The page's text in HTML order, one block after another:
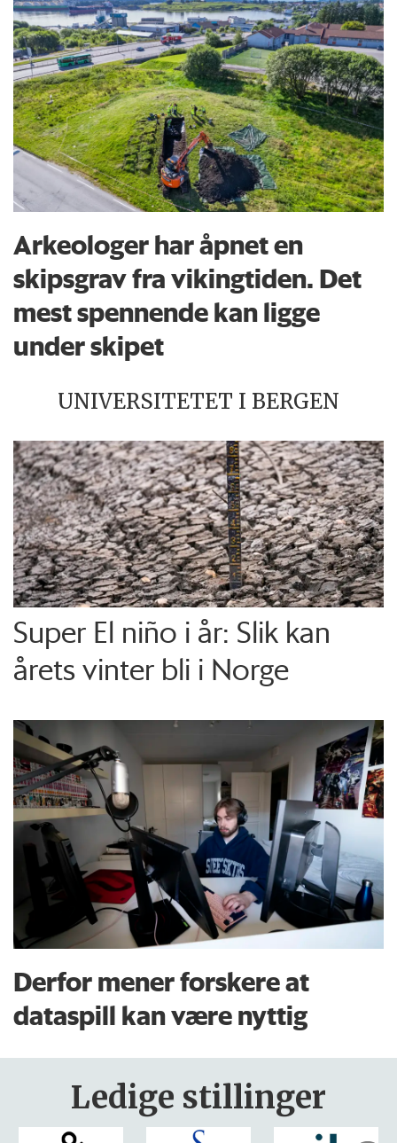
Arkeologer har åpnet en
skipsgrav fra vikingtiden. Det
mest spennende kan ligge
under skipet
UNIVERSITETET I BERGEN
Super El niño i år: Slik kan
årets vinter bli i Norge
Derfor mener forskere at
dataspill kan være nyttig
Ledige stillinger